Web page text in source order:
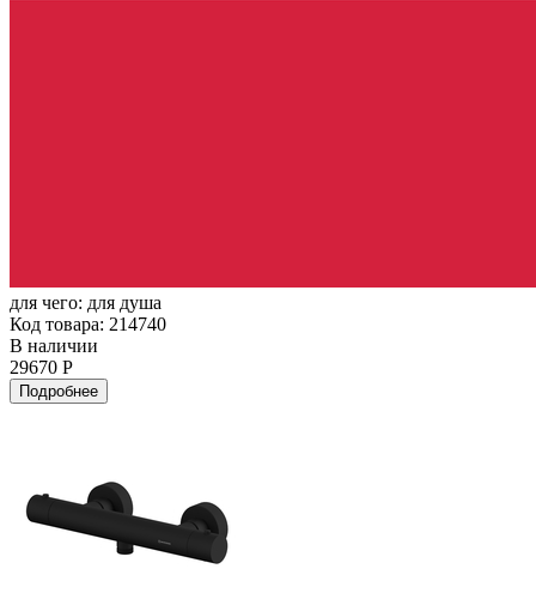
для чего: для душа
Код товара: 214740
В наличии
29670 Р
Подробнее